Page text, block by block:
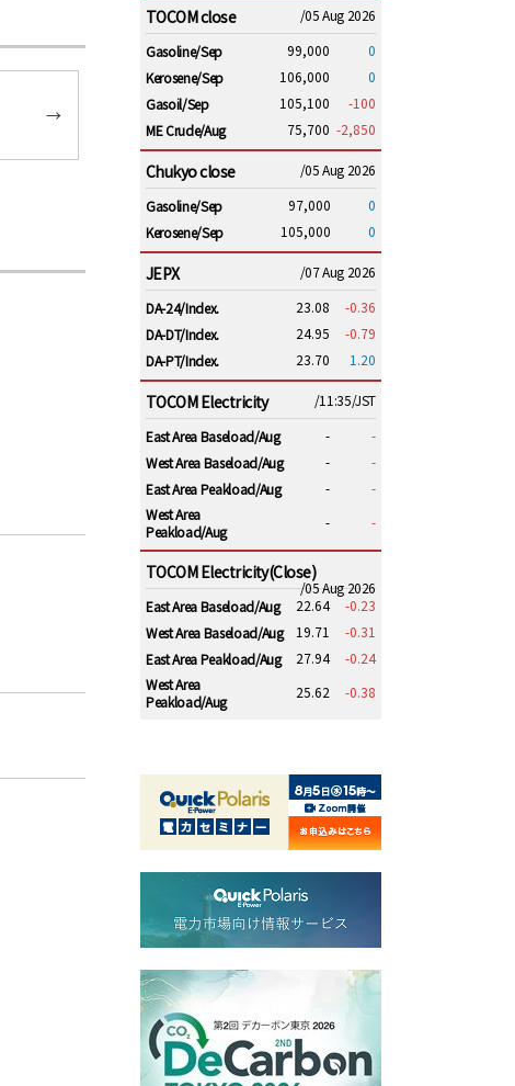
→
TOCOM close
/05 Aug 2026
Gasoline/Sep
99,000
0
Kerosene/Sep
106,000
0
Gasoil/Sep
105,100
-100
ME Crude/Aug
75,700 -2,850
Chukyo close
/05 Aug 2026
Gasoline/Sep
97,000
0
Kerosene/Sep
105,000 0
JEPX
/07 Aug 2026
DA-24/Index.
23.08
-0.36
DA-DT/Index.
24.95
-0.79
DA-PT/Index.
23.70 1.20
TOCOM Electricity
/11:35/JST
East Area Baseload/Aug
-
-
West Area Baseload/Aug
-
-
East Area Peakload/Aug
-
-
West Area
Peakload/Aug
- -
TOCOM Electricity(Close)
/05 Aug 2026
East Area Baseload/Aug
22.64
-0.23
West Area Baseload/Aug
19.71
-0.31
East Area Peakload/Aug
27.94
-0.24
West Area
Peakload/Aug
25.62 -0.38